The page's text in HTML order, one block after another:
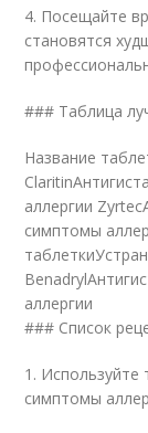
4. Посещайте
становятся
### Таблица
Название
аллергии
симптомы
аллергии
### Список
1. Используйте
симптомы